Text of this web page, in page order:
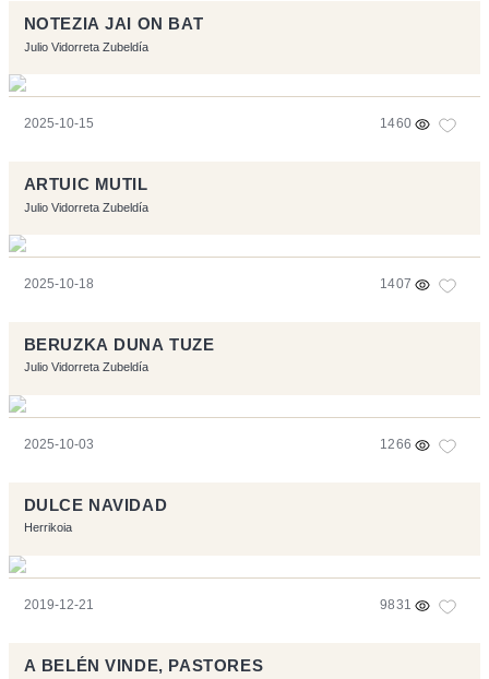
NOTEZIA JAI ON BAT
Julio Vidorreta Zubeldía
2025-10-15 1460
ARTUIC MUTIL
Julio Vidorreta Zubeldía
2025-10-18 1407
BERUZKA DUNA TUZE
Julio Vidorreta Zubeldía
2025-10-03 1266
DULCE NAVIDAD
Herrikoia
2019-12-21 9831
A BELÉN VINDE, PASTORES